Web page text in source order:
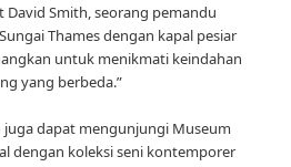
David Smith, seorang pemandu
Thames dengan kapal pesiar
untuk menikmati keindahan
yang berbeda.”
juga dapat mengunjungi Museum
dengan koleksi seni kontemporer